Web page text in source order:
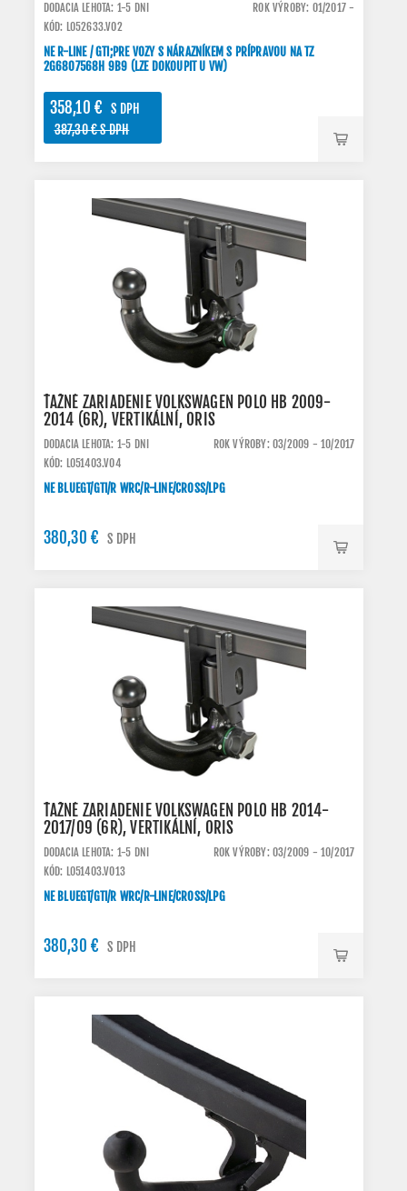
DODACIA LEHOTA: 1-5 DNI
ROK VÝROBY: 01/2017 -
KÓD: L052633.VO2
NE R-LINE / GTI;PRE VOZY S NÁRAZNÍKEM S PRÍPRAVOU NA TZ
2G6807568H 9B9 (LZE DOKOUPIT U VW)
358,10 €
S DPH
387,30 € S DPH
ŤAŽNÉ ZARIADENIE VOLKSWAGEN POLO HB 2009-
2014 (6R), VERTIKÁLNÍ, ORIS
DODACIA LEHOTA: 1-5 DNI
ROK VÝROBY: 03/2009 - 10/2017
KÓD: L051403.VO4
NE BLUEGT/GTI/R WRC/R-LINE/CROSS/LPG
380,30 € S DPH
ŤAŽNÉ ZARIADENIE VOLKSWAGEN POLO HB 2014-
2017/09 (6R), VERTIKÁLNÍ, ORIS
DODACIA LEHOTA: 1-5 DNI
ROK VÝROBY: 03/2009 - 10/2017
KÓD: L051403.VO13
NE BLUEGT/GTI/R WRC/R-LINE/CROSS/LPG
380,30 € S DPH